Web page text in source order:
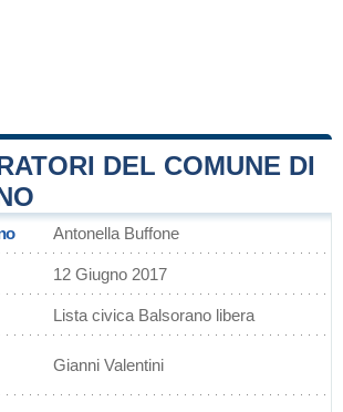
DEL COMUNE DI
Antonella Buffone
12 Giugno 2017
Lista civica Balsorano libera
Gianni Valentini